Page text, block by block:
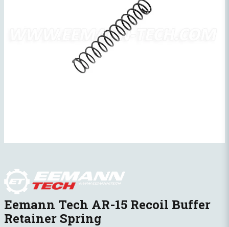
Eemann Tech AR-15 Recoil Buffer
Retainer Spring